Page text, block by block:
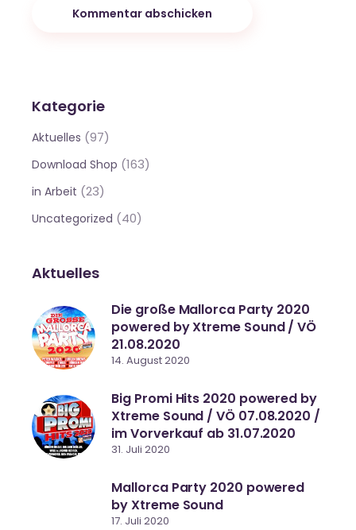
Kommentar abschicken
Kategorie
Aktuelles (97)
Download Shop (163)
in Arbeit (23)
Uncategorized (40)
Aktuelles
Die große Mallorca Party 2020
powered by Xtreme Sound / VÖ
21.08.2020
14. August 2020
Big Promi Hits 2020 powered by
Xtreme Sound / VÖ 07.08.2020 /
im Vorverkauf ab 31.07.2020
31. Juli 2020
Mallorca Party 2020 powered
by Xtreme Sound
17. Juli 2020